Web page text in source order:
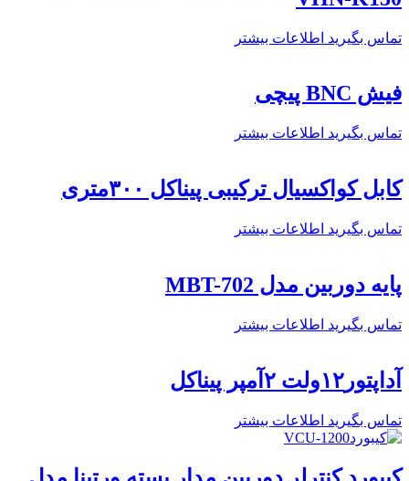
تماس بگیرید اطلاعات بیشتر
فیش BNC پیچی
تماس بگیرید اطلاعات بیشتر
کابل کواکسیال ترکیبی پیناکل ۳۰۰متری
تماس بگیرید اطلاعات بیشتر
پایه دوربین مدل MBT-702
تماس بگیرید اطلاعات بیشتر
آداپتور۱۲ولت ۲آمپر پیناکل
تماس بگیرید اطلاعات بیشتر